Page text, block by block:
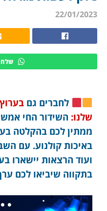
22/01/2023
שלח
לחברים גם
שלנו: השידור החי
ממתין לכם בהקלטה
באיכות קולנוע. עם
ועוד הרצאות יישארו
בתקווה שיביאו לכם